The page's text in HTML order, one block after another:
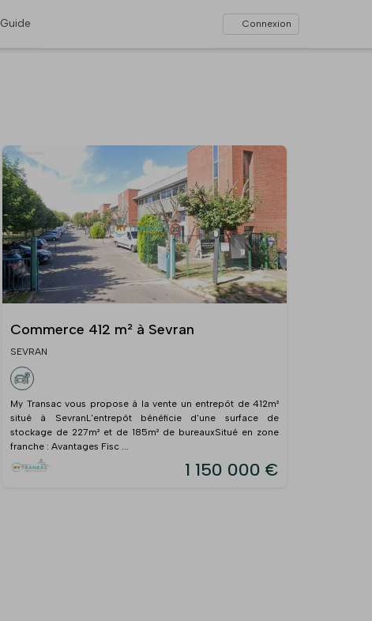
Guide Connexion
Commerce 412 m² à Sevran
SEVRAN
My Transac vous propose à la vente un entrepôt de 412m²
situé à SevranL'entrepôt bénéficie d'une surface de
stockage de 227m² et de 185m² de bureauxSitué en zone
franche : Avantages Fisc ...
1 150 000 €